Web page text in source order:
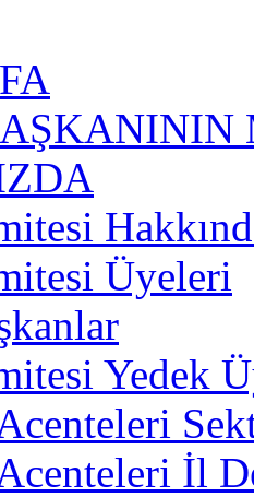
Üyeleri
Yedek
İl